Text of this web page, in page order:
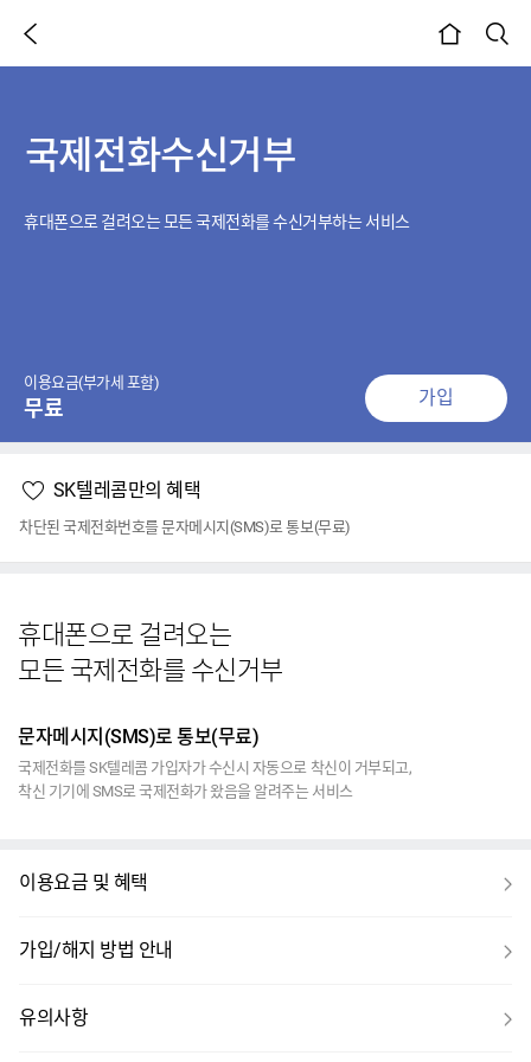
국제전화수신거부
휴대폰으로 걸려오는 모든 국제전화를 수신거부하는 서비스
이용요금(부가세 포함)
무료 가입
SK텔레콤만의 혜택
차단된 국제전화번호를 문자메시지(SMS)로 통보(무료)
휴대폰으로 걸려오는
모든 국제전화를 수신거부
문자메시지(SMS)로 통보(무료)
국제전화를 SK텔레콤 가입자가 수신시 자동으로 착신이 거부되고,
착신 기기에 SMS로 국제전화가 왔음을 알려주는 서비스
이용요금 및 혜택
보
기
가입/해지 방법 안내
보
기
유의사항
보
기